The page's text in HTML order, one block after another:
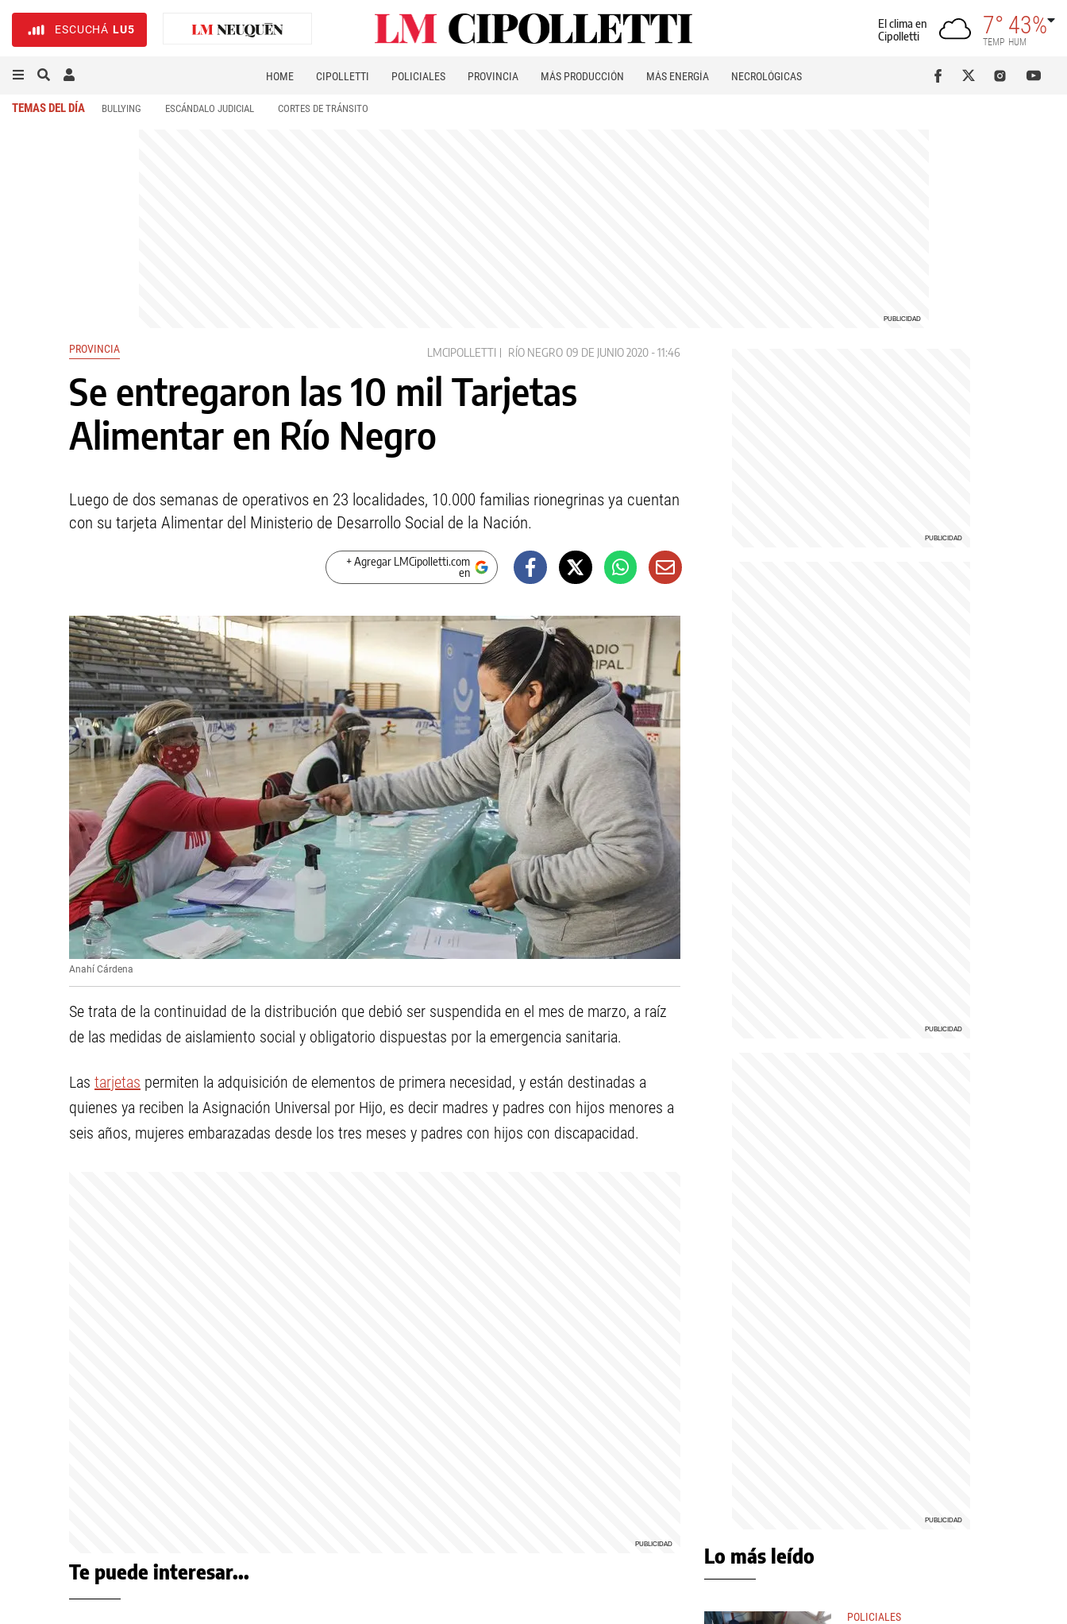
ESCUCHÁ LU5
El clima en
Cipolletti
7°
TEMP
43%
HUM
HOME CIPOLLETTI POLICIALES PROVINCIA MÁS PRODUCCIÓN MÁS ENERGÍA NECROLÓGICAS
TEMAS DEL DÍA BULLYING ESCÁNDALO JUDICIAL CORTES DE TRÁNSITO
PROVINCIA LMCIPOLLETTI RÍO NEGRO 09 DE JUNIO 2020 - 11:46
Se entregaron las 10 mil Tarjetas
Alimentar en Río Negro
Luego de dos semanas de operativos en 23 localidades, 10.000 familias rionegrinas ya cuentan
con su tarjeta Alimentar del Ministerio de Desarrollo Social de la Nación.
+ Agregar LMCipolletti.com
en
Anahí Cárdena
Se trata de la continuidad de la distribución que debió ser suspendida en el mes de marzo, a raíz
de las medidas de aislamiento social y obligatorio dispuestas por la emergencia sanitaria.
Las tarjetas permiten la adquisición de elementos de primera necesidad, y están destinadas a
quienes ya reciben la Asignación Universal por Hijo, es decir madres y padres con hijos menores a
seis años, mujeres embarazadas desde los tres meses y padres con hijos con discapacidad.
Te puede interesar...
Lo más leído
POLICIALES